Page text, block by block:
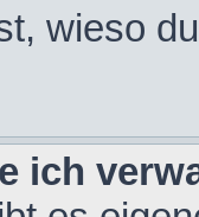
wieso
ich